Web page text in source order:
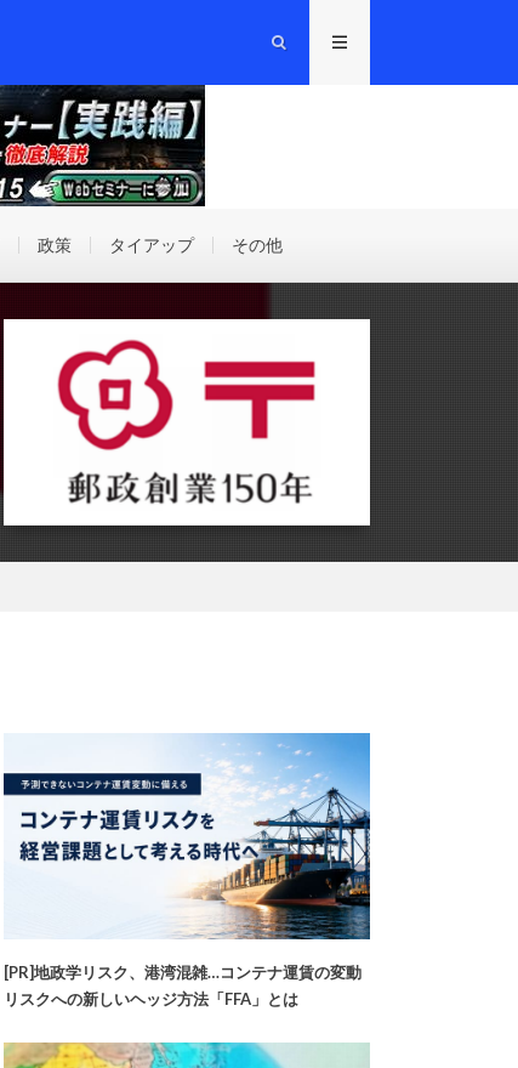
政策 タイアップ その他
[PR]地政学リスク、港湾混雑…コンテナ運賃の変動
リスクへの新しいヘッジ方法「FFA」とは